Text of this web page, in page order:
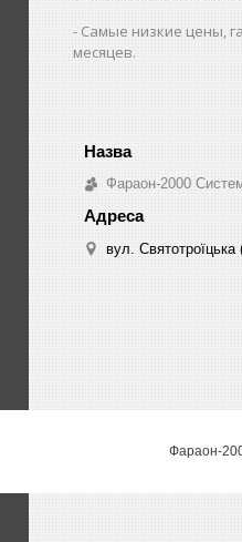
Самые низкие цены,
месяцев.
Фараон-2000
вул.